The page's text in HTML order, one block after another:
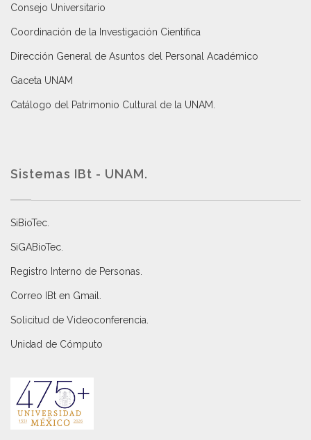
Consejo Universitario
Coordinación de la Investigación Científica
Dirección General de Asuntos del Personal Académico
Gaceta UNAM
Catálogo del Patrimonio Cultural de la UNAM.
Sistemas IBt - UNAM.
SiBioTec
SiGABioTec.
Registro Interno de Personas
Correo IBt en Gmail
Solicitud de Videoconferencia.
Unidad de Cómputo